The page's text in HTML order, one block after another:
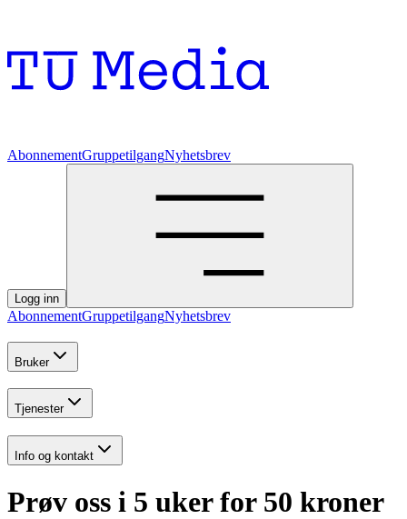
AbonnementGruppetilgangNyhetsbrev
Logg inn
AbonnementGruppetilgangNyhetsbrev
Bruker
Tjenester
Info og kontakt
Prøv oss i 5 uker for 50 kroner